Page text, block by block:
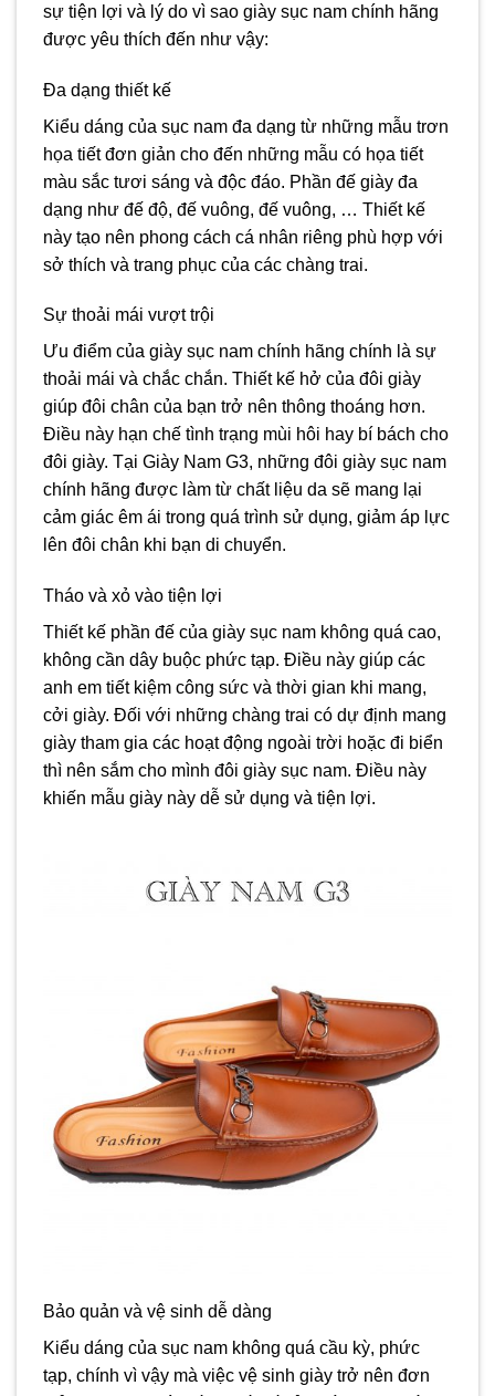
sự tiện lợi và lý do vì sao giày sục nam chính hãng
được yêu thích đến như vậy:
Đa dạng thiết kế
Kiểu dáng của sục nam đa dạng từ những mẫu trơn
họa tiết đơn giản cho đến những mẫu có họa tiết
màu sắc tươi sáng và độc đáo. Phần đế giày đa
dạng như đế độ, đế vuông, đế vuông, … Thiết kế
này tạo nên phong cách cá nhân riêng phù hợp với
sở thích và trang phục của các chàng trai.
Sự thoải mái vượt trội
Ưu điểm của giày sục nam chính hãng chính là sự
thoải mái và chắc chắn. Thiết kế hở của đôi giày
giúp đôi chân của bạn trở nên thông thoáng hơn.
Điều này hạn chế tình trạng mùi hôi hay bí bách cho
đôi giày. Tại Giày Nam G3, những đôi giày sục nam
chính hãng được làm từ chất liệu da sẽ mang lại
cảm giác êm ái trong quá trình sử dụng, giảm áp lực
lên đôi chân khi bạn di chuyển.
Tháo và xỏ vào tiện lợi
Thiết kế phần đế của giày sục nam không quá cao,
không cần dây buộc phức tạp. Điều này giúp các
anh em tiết kiệm công sức và thời gian khi mang,
cởi giày. Đối với những chàng trai có dự định mang
giày tham gia các hoạt động ngoài trời hoặc đi biển
thì nên sắm cho mình đôi giày sục nam. Điều này
khiến mẫu giày này dễ sử dụng và tiện lợi.
Bảo quản và vệ sinh dễ dàng
Kiểu dáng của sục nam không quá cầu kỳ, phức
tạp, chính vì vậy mà việc vệ sinh giày trở nên đơn